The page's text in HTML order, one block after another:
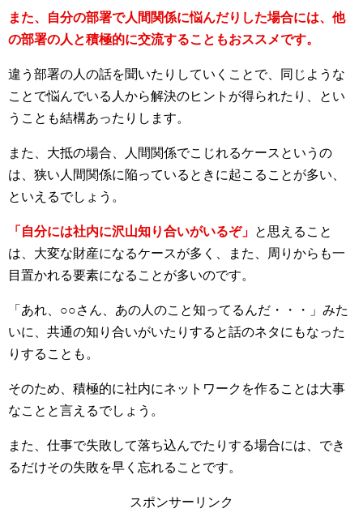
また、自分の部署で人間関係に悩んだりした場合には、他
の部署の人と積極的に交流することもおススメです。
違う部署の人の話を聞いたりしていくことで、同じような
ことで悩んでいる人から解決のヒントが得られたり、とい
うことも結構あったりします。
また、大抵の場合、人間関係でこじれるケースというの
は、狭い人間関係に陥っているときに起こることが多い、
といえるでしょう。
「自分には社内に沢山知り合いがいるぞ」 と思えること
は、大変な財産になるケースが多く、また、周りからも一
目置かれる要素になることが多いのです。
「あれ、○○さん、あの人のこと知ってるんだ・・・」みた
いに、共通の知り合いがいたりすると話のネタにもなった
りすることも。
そのため、積極的に社内にネットワークを作ることは大事
なことと言えるでしょう。
また、仕事で失敗して落ち込んでたりする場合には、でき
るだけその失敗を早く忘れることです。
スポンサーリンク